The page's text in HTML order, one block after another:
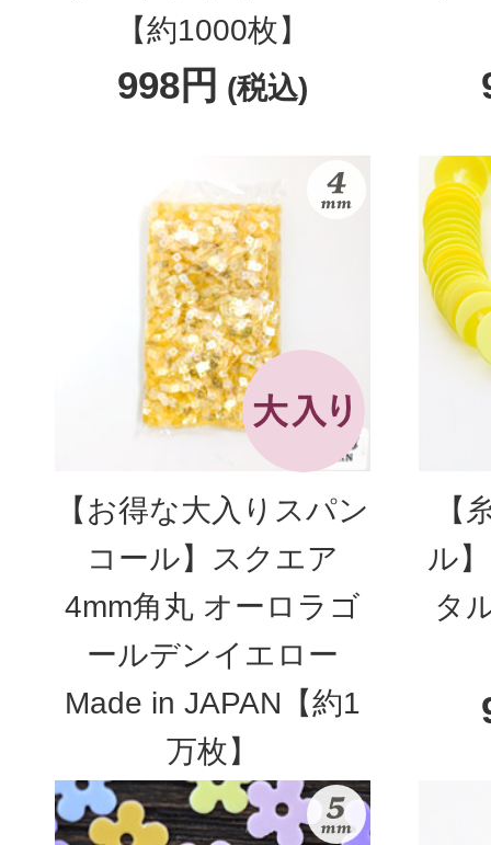
【約1000枚】
998円 (税込)
【お得な大入りスパン
コール】スクエア
4mm角丸 オーロラゴ
ールデンイエロー
Made in JAPAN【約1
万枚】
3,300円 (税込)
【
ル
タ